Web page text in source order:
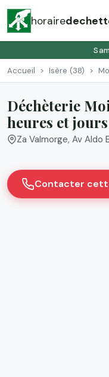
horaire
Accueil Isère (38)
Déchèterie
heures et
Za Valmorge, Av Aldo
Contacter